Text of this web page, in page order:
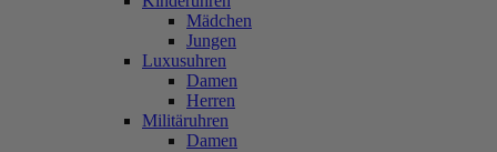
Mädchen
Jungen
Luxusuhren
Damen
Herren
Militäruhren
Damen